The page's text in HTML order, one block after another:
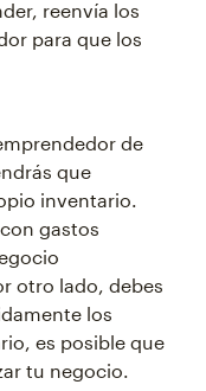
reenvía los
para que los
de
que
inventario.
gastos
otro lado, debes
los
es posible que
tu negocio.